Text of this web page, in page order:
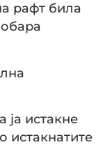
рафт била
ја истакне
истакнатите